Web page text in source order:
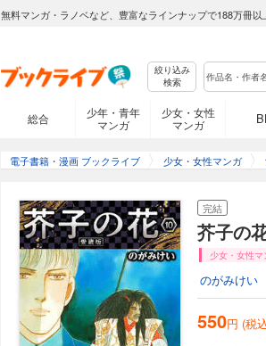
無料マンガ・ラノベなど、豊富なラインナップで188万冊以
絞り込み
検索
総合
少年・青年
マンガ
少女・女性
マンガ
電子書籍・漫画 ブックライブ 少女・女性マンガ
完結
芥子の
少女・女性マ
のがみけい
550円 (税